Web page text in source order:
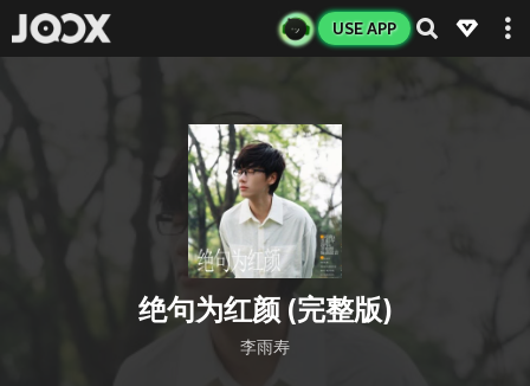
USE APP
绝句为红颜 (完整版)
李雨寿